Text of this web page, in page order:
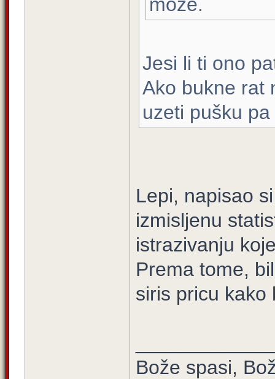
Jesi li ti ono
Ako bukne rat
uzeti pušku
Lepi, napisao
izmisljenu
istrazivanju
Prema tome,
siris pricu kako
Bože spasi,